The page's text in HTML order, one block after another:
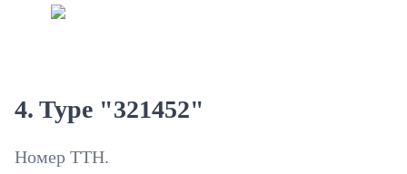
4. Type "321452"
Номер ТТН.